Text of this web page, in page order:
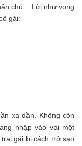
chú... Lời như vọng
gái:
xa dần. Không còn
nhập vào vai một
gái bị cách trở sao